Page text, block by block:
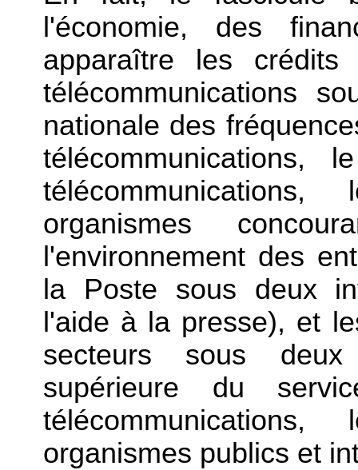
l'économie, des
apparaître les
télécommunications
nationale des
organismes
l'environnement des
la Poste sous deux
l'aide à la presse), et
secteurs sous
supérieure du
organismes publics et